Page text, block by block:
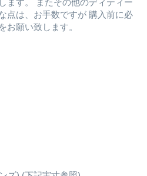
ます。 またその他のディティー
点は、お手数ですが 購入前に必
お願い致します。